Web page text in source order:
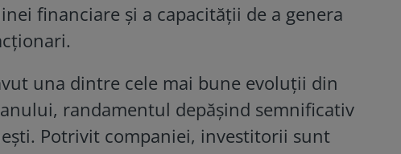
financiare și a capacității de a genera
una dintre cele mai bune evoluții din
randamentul depășind semnificativ
Potrivit companiei, investitorii sunt